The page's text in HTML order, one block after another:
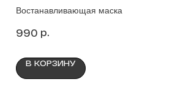
Востанавливающая маска
990 р.
В КОРЗИНУ